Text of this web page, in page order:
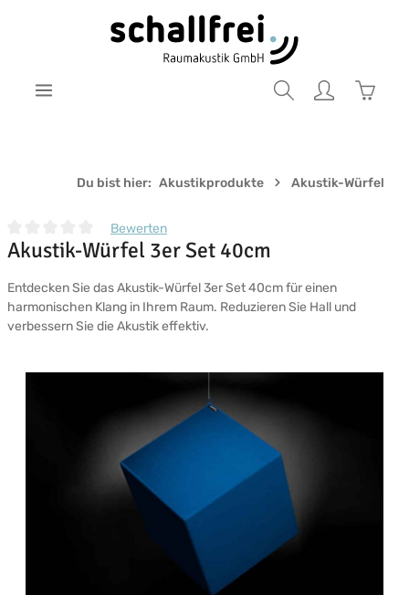
Zum Hauptinhalt springen
Du bist hier: Akustikprodukte Akustik-Würfel
Durchschnittliche Bewertung von 0 von 5 Sternen
Bewerten
Akustik-Würfel 3er Set 40cm
Entdecken Sie das Akustik-Würfel 3er Set 40cm für einen
harmonischen Klang in Ihrem Raum. Reduzieren Sie Hall und
verbessern Sie die Akustik effektiv.